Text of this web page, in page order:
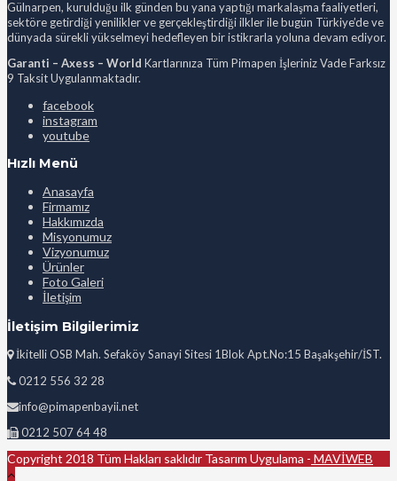
Gülnarpen, kurulduğu ilk günden bu yana yaptığı markalaşma faaliyetleri,
sektöre getirdiği yenilikler ve gerçekleştirdiği ilkler ile bugün Türkiye’de ve
dünyada sürekli yükselmeyi hedefleyen bir istikrarla yoluna devam ediyor.
Garanti – Axess – World Kartlarınıza Tüm Pimapen İşleriniz Vade Farksız
9 Taksit Uygulanmaktadır.
facebook
instagram
youtube
Hızlı Menü
Anasayfa
Firmamız
Hakkımızda
Misyonumuz
Vizyonumuz
Ürünler
Foto Galeri
İletişim
İletişim Bilgilerimiz
İkitelli OSB Mah. Sefaköy Sanayi Sitesi 1Blok Apt.No:15 Başakşehir/İST.
0212 556 32 28
info@pimapenbayii.net
0212 507 64 48
Copyright 2018 Tüm Hakları saklıdır Tasarım Uygulama - MAVİWEB